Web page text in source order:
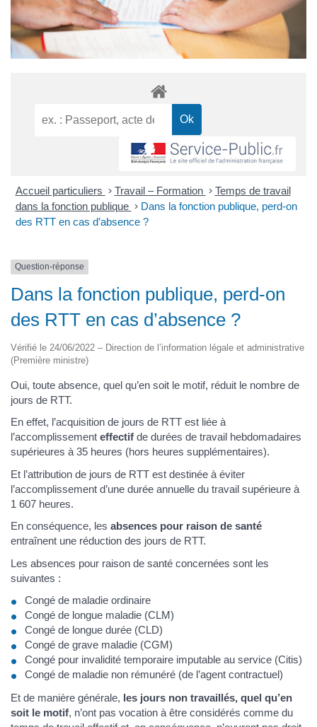
Accueil particuliers > Travail – Formation > Temps de travail
dans la fonction publique > Dans la fonction publique, perd-on
des RTT en cas d’absence ?
Question-réponse
Dans la fonction publique, perd-on
des RTT en cas d’absence ?
Vérifié le 24/06/2022 – Direction de l’information légale et administrative
(Première ministre)
Oui, toute absence, quel qu’en soit le motif, réduit le nombre de
jours de RTT.
En effet, l’acquisition de jours de RTT est liée à
l’accomplissement effectif de durées de travail hebdomadaires
supérieures à 35 heures (hors heures supplémentaires).
Et l’attribution de jours de RTT est destinée à éviter
l’accomplissement d’une durée annuelle du travail supérieure à
1 607 heures.
En conséquence, les absences pour raison de santé
entraînent une réduction des jours de RTT.
Les absences pour raison de santé concernées sont les
suivantes :
Congé de maladie ordinaire
Congé de longue maladie (CLM)
Congé de longue durée (CLD)
Congé de grave maladie (CGM)
Congé pour invalidité temporaire imputable au service (Citis)
Congé de maladie non rémunéré (de l’agent contractuel)
Et de manière générale, les jours non travaillés, quel qu’en
soit le motif, n’ont pas vocation à être considérés comme du